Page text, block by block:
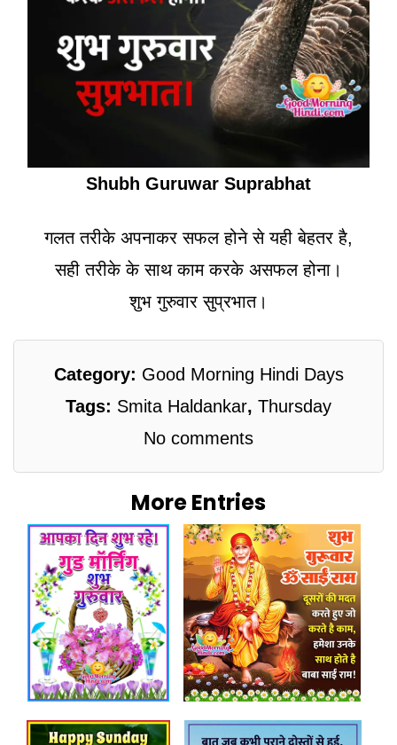
Shubh Guruwar Suprabhat
गलत तरीके अपनाकर सफल होने से यही बेहतर है,
सही तरीके के साथ काम करके असफल होना।
शुभ गुरुवार सुप्रभात।
Category: Good Morning Hindi Days
Tags: Smita Haldankar, Thursday
No comments
More Entries